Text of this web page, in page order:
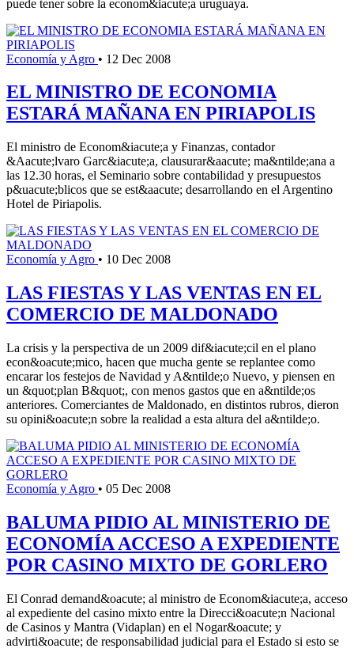
puede tener sobre la econom&iacute;a uruguaya.
Economía y Agro • 12 Dec 2008
EL MINISTRO DE ECONOMIA
ESTARÁ MAÑANA EN PIRIAPOLIS
El ministro de Econom&iacute;a y Finanzas, contador
&Aacute;lvaro Garc&iacute;a, clausurar&aacute; ma&ntilde;ana a
las 12.30 horas, el Seminario sobre contabilidad y presupuestos
p&uacute;blicos que se est&aacute; desarrollando en el Argentino
Hotel de Piriapolis.
Economía y Agro • 10 Dec 2008
LAS FIESTAS Y LAS VENTAS EN EL
COMERCIO DE MALDONADO
La crisis y la perspectiva de un 2009 dif&iacute;cil en el plano
econ&oacute;mico, hacen que mucha gente se replantee como
encarar los festejos de Navidad y A&ntilde;o Nuevo, y piensen en
un &quot;plan B&quot;, con menos gastos que en a&ntilde;os
anteriores. Comerciantes de Maldonado, en distintos rubros, dieron
su opini&oacute;n sobre la realidad a esta altura del a&ntilde;o.
Economía y Agro • 05 Dec 2008
BALUMA PIDIO AL MINISTERIO DE
ECONOMÍA ACCESO A EXPEDIENTE
POR CASINO MIXTO DE GORLERO
El Conrad demand&oacute; al ministro de Econom&iacute;a, acceso
al expediente del casino mixto entre la Direcci&oacute;n Nacional
de Casinos y Mantra (Vidaplan) en el Nogar&oacute; y
advirti&oacute; de responsabilidad judicial para el Estado si esto se